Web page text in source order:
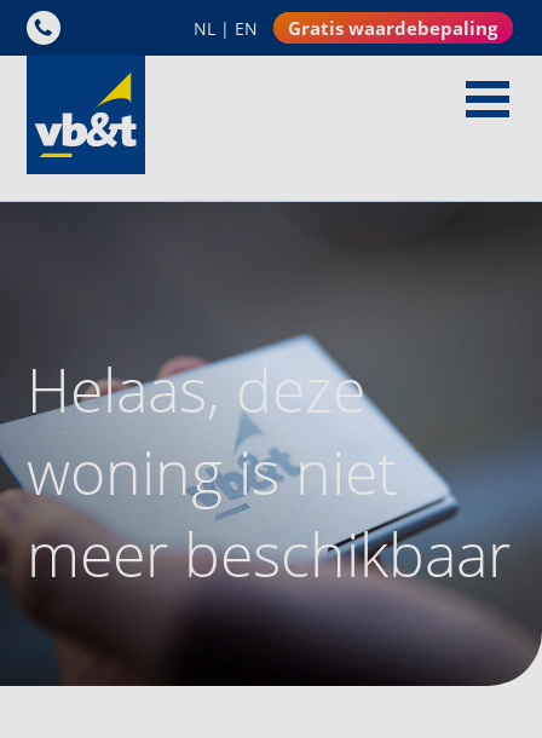
NL | EN Gratis waardebepaling
Helaas, deze
woning is niet
meer beschikbaar